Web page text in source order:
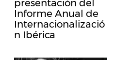
presentación del
Informe Anual de
Internacionalizació
n Ibérica